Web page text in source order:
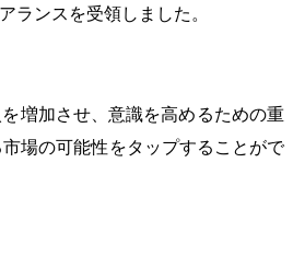
ンスを受領しました。
増加させ、意識を高めるための重
場の可能性をタップすることがで